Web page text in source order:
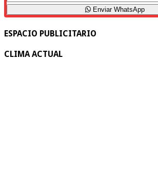
Enviar WhatsApp
ESPACIO PUBLICITARIO
CLIMA ACTUAL